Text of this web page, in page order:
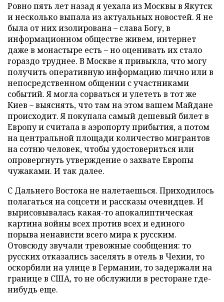
Ровно пять лет назад я уехала из Москвы в Якутск
и несколько выпала из актуальных новостей. Я не
была от них изолирована – слава Богу, в
информационном обществе живем, интернет
даже в монастыре есть – но оценивать их стало
гораздо труднее. В Москве я привыкла, что могу
получить оперативную информацию лично или в
непосредственном общении с участниками
событий. Я могла сорваться и улететь в тот же
Киев – выяснять, что там на этом вашем Майдане
происходит. Я покупала самый дешевый билет в
Европу и считала в аэропорту прибытия, а потом
на центральной площади количество мигрантов
на сотню человек, чтобы удостовериться или
опровергнуть утверждение о захвате Европы
чужаками. И так далее.
С Дальнего Востока не налетаешься. Приходилось
полагаться на соцсети и рассказы очевидцев. И
вырисовывалась какая-то апокалиптическая
картина войны всех против всех и единого
порыва ненависти всего мира к русским.
Отовсюду звучали тревожные сообщения: то
русских отказались заселять в отель в Чехии, то
оскорбили на улице в Германии, то задержали на
границе в США, то не обслужили в ресторане где-
нибудь еще.